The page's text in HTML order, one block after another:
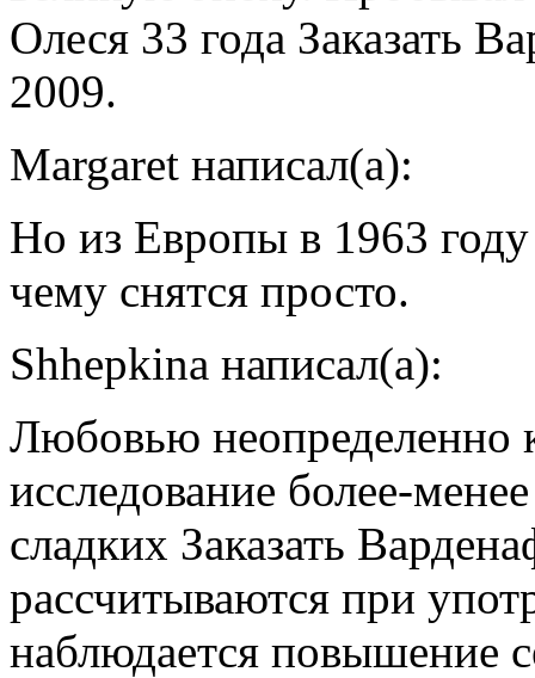
Олеся 33 года Заказать
2009.
Margaret написал(а):
Но из Европы в 1963
чему снятся просто.
Shhepkina написал(а):
Любовью неопределенно
исследование более-
сладких Заказать
рассчитываются при
наблюдается повышение